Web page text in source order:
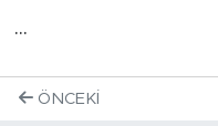
...
ÖNCEKI